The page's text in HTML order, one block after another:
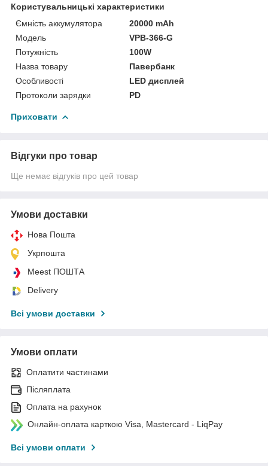
Користувальницькі характеристики
Ємність аккумулятора
20000 mAh
Мoдель
VPB-366-G
Потужність
100W
Назва товару
Павербанк
Особливості
LED дисплей
Протоколи зарядки
PD
Приховати
Відгуки про товар
Ще немає відгуків про цей товар
Умови доставки
Нова Пошта
Укрпошта
Meest ПОШТА
Delivery
Всі умови доставки
Умови оплати
Оплатити частинами
Післяплата
Оплата на рахунок
Онлайн-оплата карткою Visa, Mastercard - LiqPay
Всі умови оплати